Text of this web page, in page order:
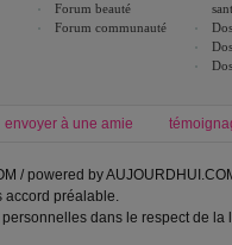
Forum beauté
Forum communauté
envoyer à une amie
/ powered by
accord préalable.
dans le respect de